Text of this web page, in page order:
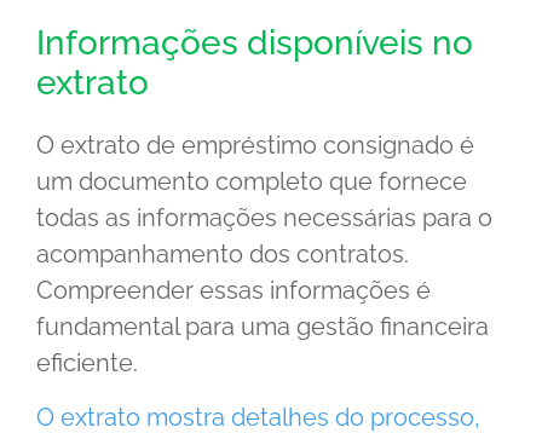
Informações disponíveis no
extrato
O extrato de empréstimo consignado é
um documento completo que fornece
todas as informações necessárias para o
acompanhamento dos contratos.
Compreender essas informações é
fundamental para uma gestão financeira
eficiente.
O extrato mostra detalhes do processo,